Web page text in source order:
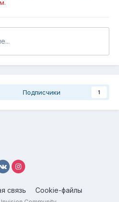
Подписчики 1
связь Cookie-файлы